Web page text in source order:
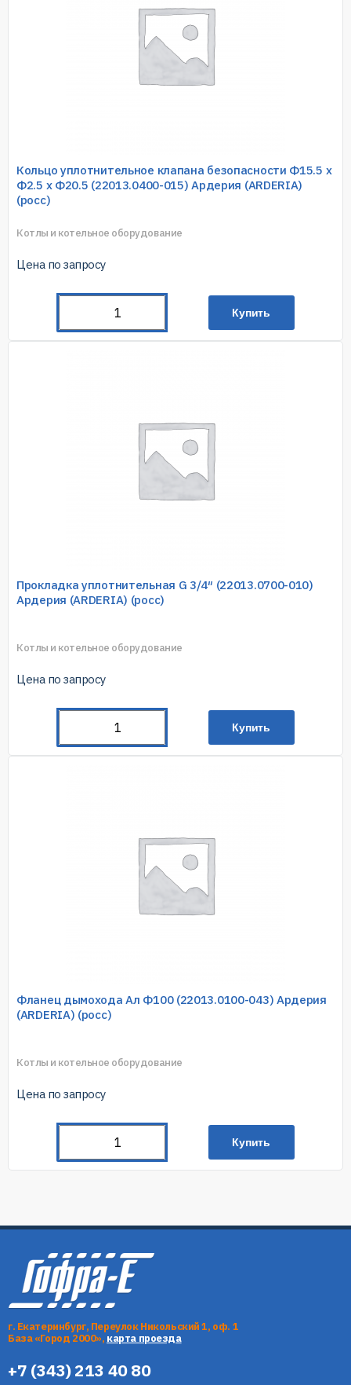
Кольцо уплотнительное клапана безопасности Ф15.5 x
Ф2.5 х Ф20.5 (22013.0400-015) Ардерия (ARDERIA)
(росс)
Котлы и котельное оборудование
Цена по запросу
Купить
Прокладка уплотнительная G 3/4″ (22013.0700-010)
Ардерия (ARDERIA) (росс)
Котлы и котельное оборудование
Цена по запросу
Купить
Фланец дымохода Ал Ф100 (22013.0100-043) Ардерия
(ARDERIA) (росс)
Котлы и котельное оборудование
Цена по запросу
Купить
г. Екатеринбург, Переулок Никольский 1, оф. 1
База «Город 2000», карта проезда
+7 (343) 213 40 80